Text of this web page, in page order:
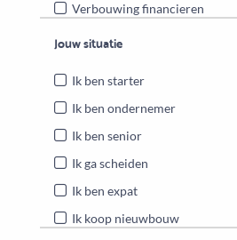
Verbouwing financieren
Energiebesparende
Jouw situatie
Ik ben starter
Ik ben ondernemer
Ik ben senior
Ik ga scheiden
Ik ben expat
Ik koop nieuwbouw